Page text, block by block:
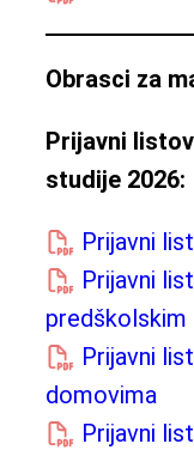
Obrasci za
Prijavni
studije 2026:
Prijavni
Prijavni
predškolskim
Prijavni
domovima
Prijavni